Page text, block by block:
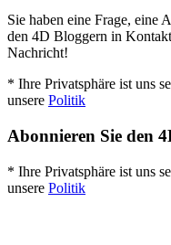
Sie haben eine Frage, eine
den 4D Bloggern in
Nachricht!
* Ihre Privatsphäre ist uns
unsere Politik
Abonnieren Sie den
* Ihre Privatsphäre ist uns
unsere Politik